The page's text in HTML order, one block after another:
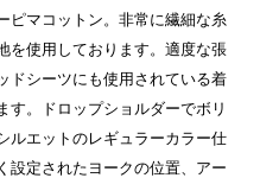
ピマコットン。非常に繊細な糸
を使用しております。適度な張
ドシーツにも使用されている着
す。ドロップショルダーでボリ
ルエットのレギュラーカラー仕
設定されたヨークの位置、アー